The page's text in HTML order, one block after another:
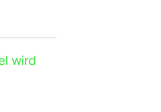
wird